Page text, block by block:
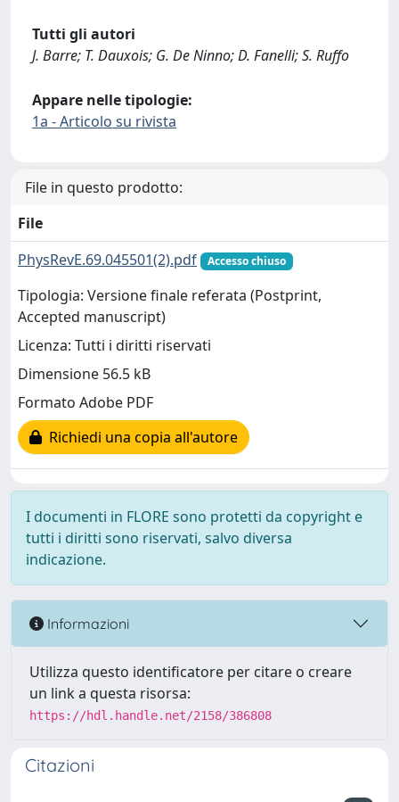
Tutti gli autori
J. Barre; T. Dauxois; G. De Ninno; D. Fanelli; S. Ruffo
Appare nelle tipologie:
1a - Articolo su rivista
File in questo prodotto:
File
PhysRevE.69.045501(2).pdf
Accesso chiuso
Tipologia: Versione finale referata (Postprint,
Accepted manuscript)
Licenza: Tutti i diritti riservati
Dimensione 56.5 kB
Formato Adobe PDF
Richiedi una copia all'autore
I documenti in FLORE sono protetti da copyright e
tutti i diritti sono riservati, salvo diversa
indicazione.
Informazioni
Utilizza questo identificatore per citare o creare
un link a questa risorsa:
https://hdl.handle.net/2158/386808
Citazioni